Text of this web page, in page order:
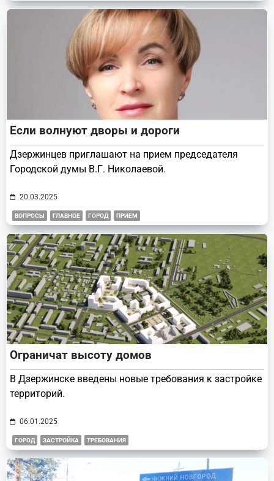
Если волнуют дворы и дороги
Дзержинцев приглашают на прием председателя
Городской думы В.Г. Николаевой.
20.03.2025
ВОПРОСЫ ГЛАВНОЕ ГОРОД ПРИЕМ
Ограничат высоту домов
В Дзержинске введены новые требования к застройке
территорий.
06.01.2025
ГОРОД ЗАСТРОЙКА ТРЕБОВАНИЯ